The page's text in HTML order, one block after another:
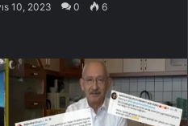
10, 2023 0 6